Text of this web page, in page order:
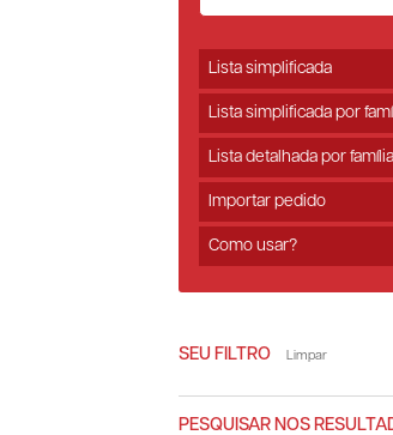
Lista simplificada
Lista simplificada por
Lista detalhada por família
Importar pedido
Como usar?
SEU FILTRO Limpar
PESQUISAR NOS